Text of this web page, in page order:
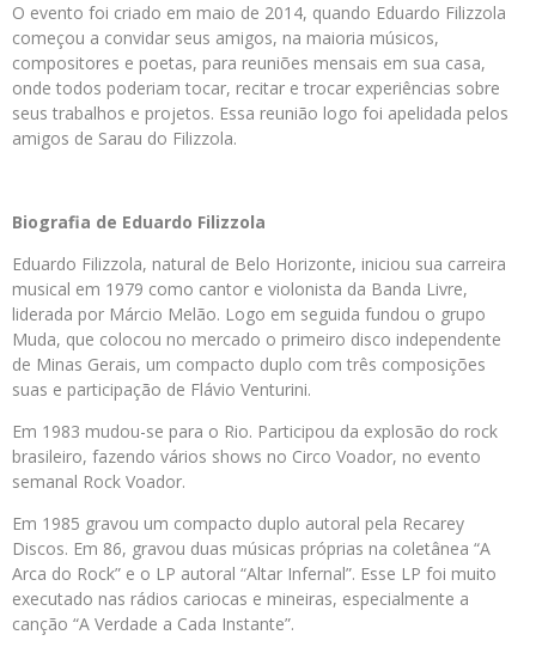
O evento foi criado em maio de 2014, quando Eduardo Filizzola
começou a convidar seus amigos, na maioria músicos,
compositores e poetas, para reuniões mensais em sua casa,
onde todos poderiam tocar, recitar e trocar experiências sobre
seus trabalhos e projetos. Essa reunião logo foi apelidada pelos
amigos de Sarau do Filizzola.
Biografia de Eduardo Filizzola
Eduardo Filizzola, natural de Belo Horizonte, iniciou sua carreira
musical em 1979 como cantor e violonista da Banda Livre,
liderada por Márcio Melão. Logo em seguida fundou o grupo
Muda, que colocou no mercado o primeiro disco independente
de Minas Gerais, um compacto duplo com três composições
suas e participação de Flávio Venturini.
Em 1983 mudou-se para o Rio. Participou da explosão do rock
brasileiro, fazendo vários shows no Circo Voador, no evento
semanal Rock Voador.
Em 1985 gravou um compacto duplo autoral pela Recarey
Discos. Em 86, gravou duas músicas próprias na coletânea “A
Arca do Rock” e o LP autoral “Altar Infernal”. Esse LP foi muito
executado nas rádios cariocas e mineiras, especialmente a
canção “A Verdade a Cada Instante”.